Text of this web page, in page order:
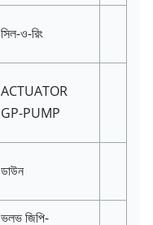
সিল-ও-রিং
ACTUATOR
GP-PUMP
ডাউন
ভলভ জিপি-